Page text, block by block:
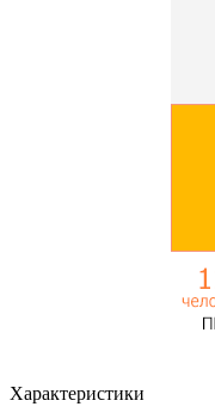
Характеристики